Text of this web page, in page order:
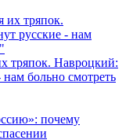
тряпок. Навроцкий:
больно смотреть